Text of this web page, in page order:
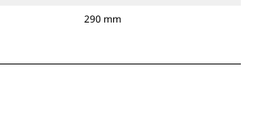
290 mm